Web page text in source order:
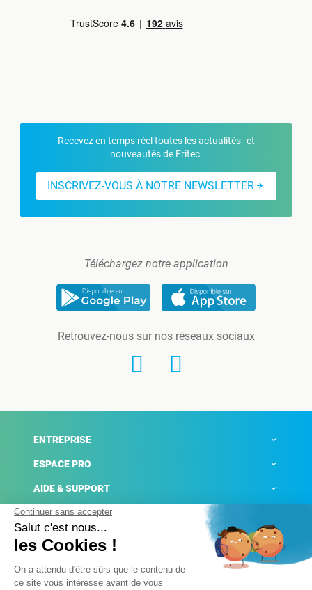
Recevez en temps réel toutes les actualités et
nouveautés de Fritec.
INSCRIVEZ-VOUS À NOTRE NEWSLETTER
Téléchargez notre application
Retrouvez-nous sur nos réseaux sociaux
ENTREPRISE
ESPACE PRO
AIDE & SUPPORT
ACTUALITÉS
Mentions légales